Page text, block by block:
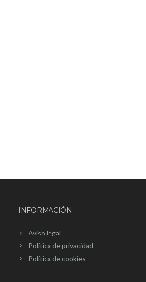
INFORMACIÓN
Aviso legal
Política de privacidad
Política de cookies